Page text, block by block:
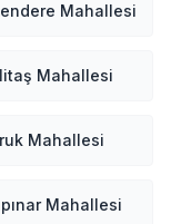
Mahallesi
Mahallesi
Mahallesi
Mahallesi